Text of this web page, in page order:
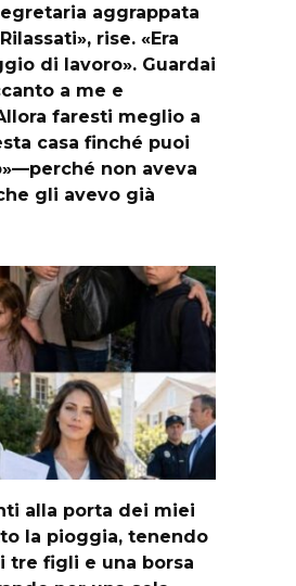
aggrappata
rise. «Era
di lavoro». Guardai
a me e
faresti meglio a
casa finché puoi
non aveva
gli avevo già
alla porta dei miei
la pioggia, tenendo
tre figli e una borsa